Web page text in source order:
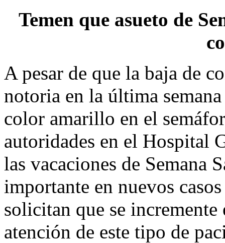
Temen que asueto de
A pesar de que la baja de
notoria en la última
color amarillo en el
autoridades en el Hospital
las vacaciones de Semana
importante en nuevos
solicitan que se incremente
atención de este tipo de